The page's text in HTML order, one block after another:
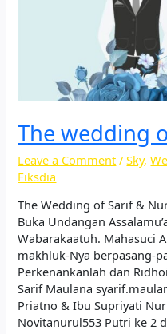
The wedding
Leave a Comment /Sky,
Fiksdia
The Wedding of Sarif &
Buka Undangan
Wabarakaatuh. Mahasuci
makhluk-Nya berpasang-
Perkenankanlah dan
Sarif Maulana
Priatno & Ibu Supriyati
Novitanurul553 Putri ke 2